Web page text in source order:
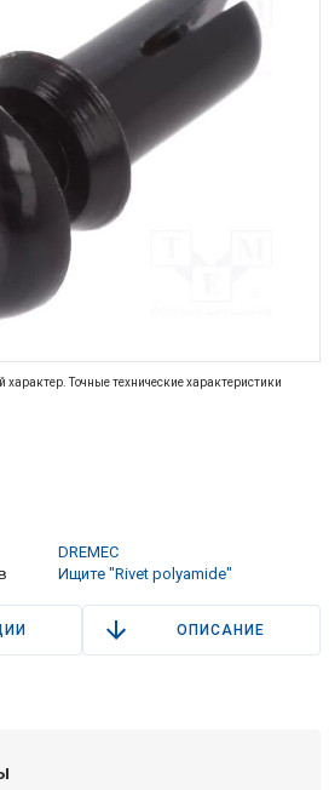
Точные технические характеристики
DREMEC
Ищите "Rivet polyamide"
ОПИСАНИЕ